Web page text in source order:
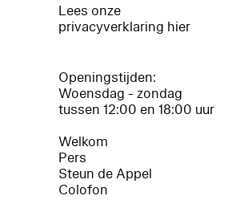
Lees onze
privacyverklaring hier
Openingstijden:
Woensdag - zondag
tussen 12:00 en 18:00 uur
Welkom
Pers
Steun de Appel
Colofon